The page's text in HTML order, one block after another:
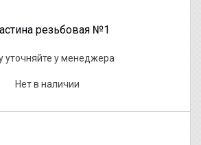
резьбовая №1
уточняйте у менеджера
Нет в наличии